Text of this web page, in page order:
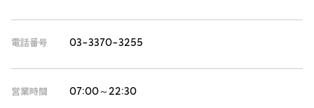
電話番号 03-3370-3255
営業時間 07:00～22:30